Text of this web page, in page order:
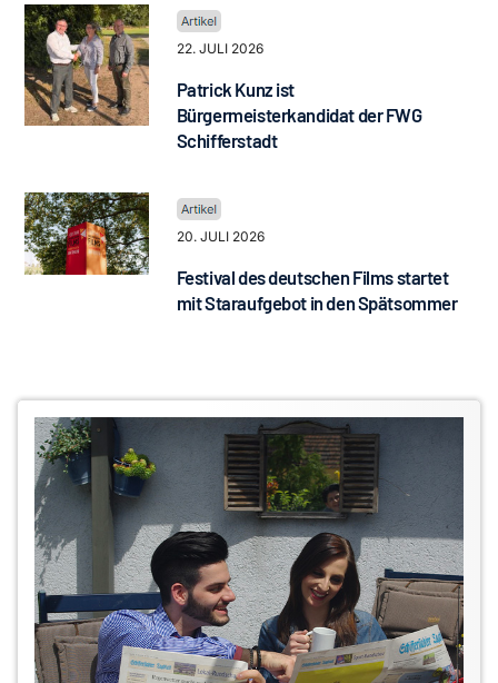
22. JULI 2026
Patrick Kunz ist
Bürgermeisterkandidat der FWG
Schifferstadt
20. JULI 2026
Festival des deutschen Films startet
mit Staraufgebot in den Spätsommer